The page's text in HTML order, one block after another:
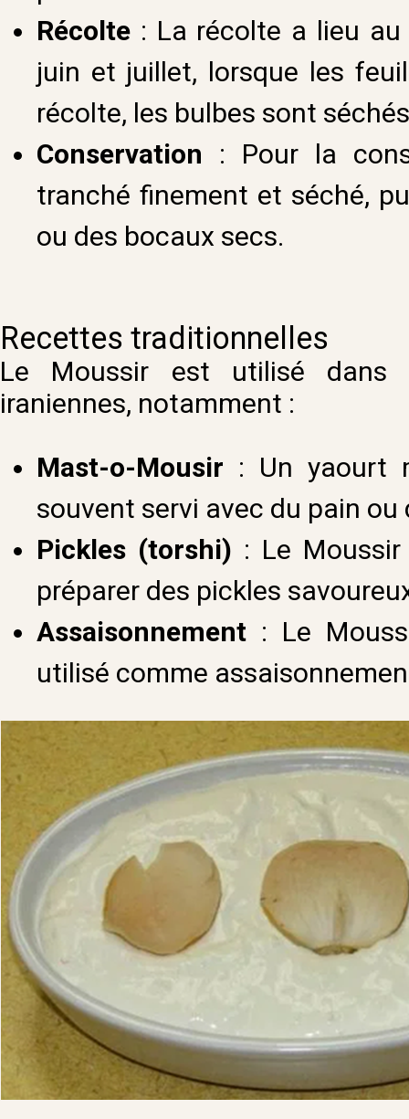
Récolte : La récolte a lieu
juin et juillet, lorsque les
récolte, les bulbes sont
Conservation : Pour la
tranché finement et séché,
ou des bocaux secs.
Recettes traditionnelles
Le Moussir est utilisé dans
iraniennes, notamment :
Mast-o-Mousir : Un yaourt
souvent servi avec du pain ou
Pickles (torshi) : Le
préparer des pickles
Assaisonnement : Le
utilisé comme